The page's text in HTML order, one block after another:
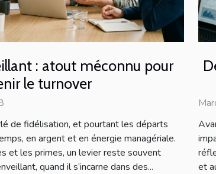
: atout méconnu pour
le turnover
de fidélisation, et pourtant les départs
en argent et en énergie managériale.
et les primes, un levier reste souvent
quand il s’incarne dans des...
et